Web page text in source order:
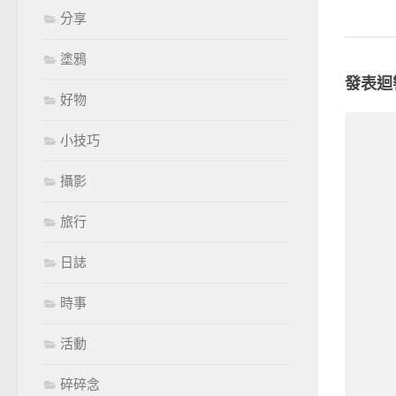
發表迴
分享
塗鴉
好物
小技巧
攝影
旅行
日誌
時事
活動
碎碎念